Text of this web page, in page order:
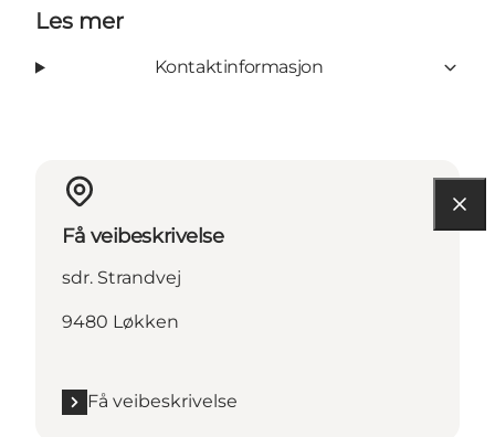
Les mer
Kontaktinformasjon
Få veibeskrivelse
sdr. Strandvej
9480 Løkken
Få veibeskrivelse